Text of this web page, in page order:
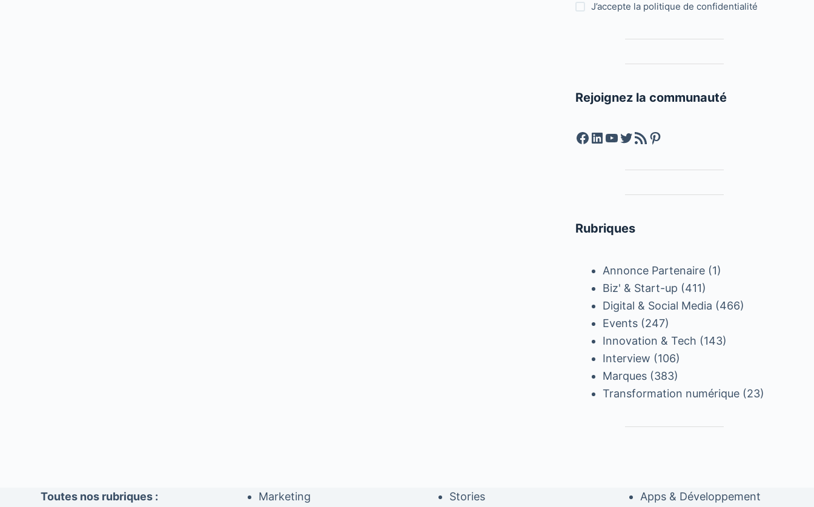
J’accepte la politique de confidentialité
Rejoignez la communauté
Facebook
LinkedIn
YouTube
Twitter
Feed RSSPinterest
Rubriques
Annonce Partenaire (1)
Biz' & Start-up (411)
Digital & Social Media (466)
Events (247)
Innovation & Tech (143)
Interview (106)
Marques (383)
Transformation numérique (23)
Toutes nos rubriques : Marketing Stories Apps & Développement